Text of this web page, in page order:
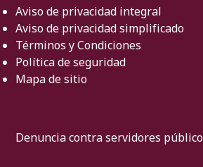
Aviso de privacidad integral
Aviso de privacidad simplificado
Términos y Condiciones
Política de seguridad
Mapa de sitio
Denuncia contra servidores